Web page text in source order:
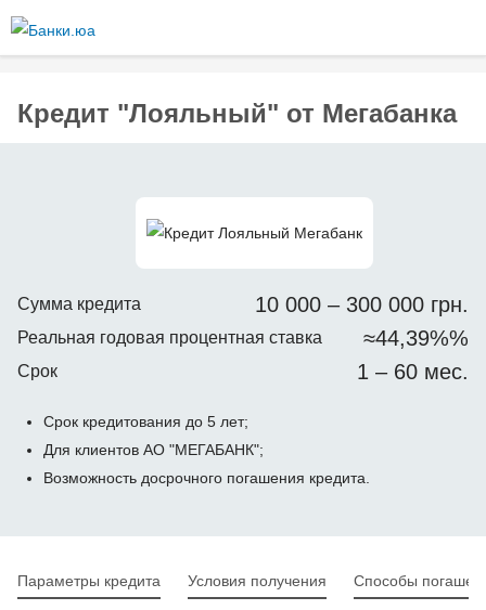
содержанию
Кредит "Лояльный" от Мегабанка
Сумма кредита 10 000 – 300 000 грн.
Реальная годовая процентная ставка ≈44,39%%
Срок 1 – 60 мес.
Срок кредитования до 5 лет;
Для клиентов АО "МЕГАБАНК";
Возможность досрочного погашения кредита.
Параметры кредита Условия получения Способы